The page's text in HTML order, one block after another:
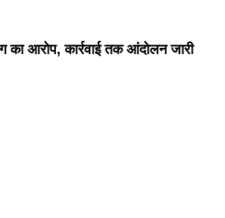
का आरोप, कार्रवाई तक आंदोलन जारी